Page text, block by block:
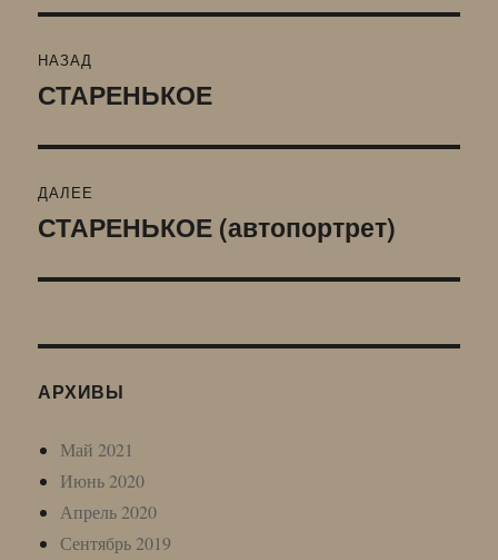
по
НАЗАД
Предыдущая
СТАРЕНЬКОЕ
ДАЛЕЕ
Следующая
СТАРЕНЬКОЕ (автопортрет)
АРХИВЫ
Май 2021
Июнь 2020
Апрель 2020
Сентябрь 2019